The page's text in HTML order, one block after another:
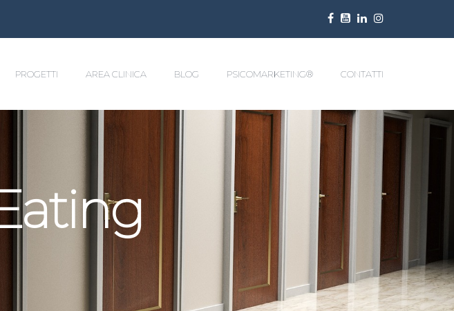
PROGETTI AREA CLINICA BLOG PSICOMARKETING® CONTATTI